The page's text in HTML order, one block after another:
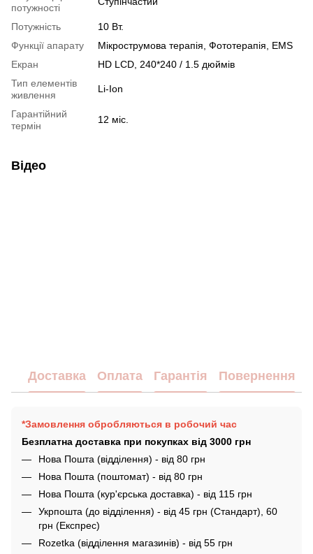
потужності
Потужність
10 Вт.
Функції апарату
Мікрострумова терапія, Фототерапія, EMS
Екран
HD LCD, 240*240 / 1.5 дюймів
Тип елементів
живлення
Li-Ion
Гарантійний
термін
12 міс.
Відео
Доставка Оплата Гарантія Повернення
*Замовлення обробляються в робочий час
Безплатна доставка при покупках від 3000 грн
Нова Пошта (відділення) - від 80 грн
Нова Пошта (поштомат) - від 80 грн
Нова Пошта (кур'єрська доставка) - від 115 грн
Укрпошта (до відділення) - від 45 грн (Стандарт), 60
грн (Експрес)
Rozetka (відділення магазинів) - від 55 грн